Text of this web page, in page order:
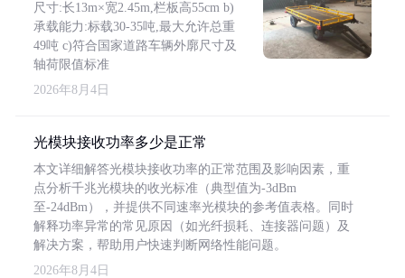
尺寸:长13m×宽2.45m,栏板高55cm b)
承载能力:标载30-35吨,最大允许总重
49吨 c)符合国家道路车辆外廓尺寸及
轴荷限值标准
2026年8月4日
光模块接收功率多少是正常
本文详细解答光模块接收功率的正常范围及影响因素，重
点分析千兆光模块的收光标准（典型值为-3dBm
至-24dBm），并提供不同速率光模块的参考值表格。同时
解释功率异常的常见原因（如光纤损耗、连接器问题）及
解决方案，帮助用户快速判断网络性能问题。
2026年8月4日